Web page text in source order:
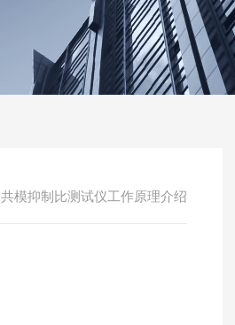
共模抑制比测试仪工作原理介绍